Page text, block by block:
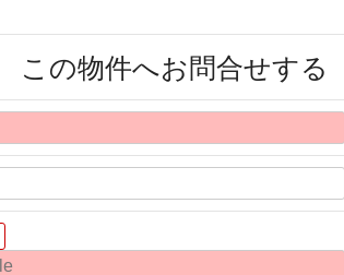
この物件へお問合せする